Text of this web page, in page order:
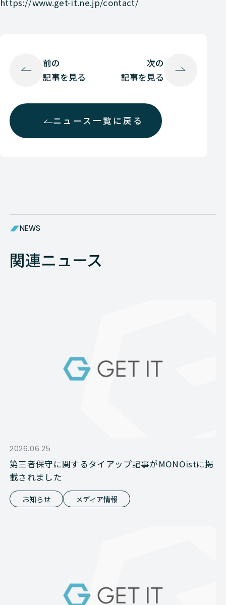
https://www.get-it.ne.jp/contact/
前の
記事を見る
ニュース一覧に戻る
次の
記事を見る
NEWS
関連ニュース
2026.06.25
第三者保守に関するタイアップ記事がMONOistに掲
載されました
お知らせ メディア情報